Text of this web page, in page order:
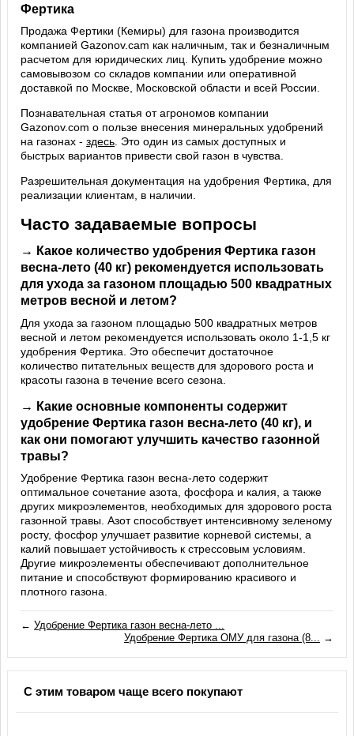
Фертика
Продажа Фертики (Кемиры) для газона производится
компанией Gazonov.cam как наличным, так и безналичным
расчетом для юридических лиц. Купить удобрение можно
самовывозом со складов компании или оперативной
доставкой по Москве, Московской области и всей России.
Познавательная статья от агрономов компании
Gazonov.com о пользе внесения минеральных удобрений
на газонах -здесь . Это один из самых доступных и
быстрых вариантов привести свой газон в чувства.
Разрешительная документация на удобрения Фертика, для
реализации клиентам, в наличии.
Часто задаваемые вопросы
→ Какое количество удобрения Фертика газон
весна-лето (40 кг) рекомендуется использовать
для ухода за газоном площадью 500 квадратных
метров весной и летом?
Для ухода за газоном площадью 500 квадратных метров
весной и летом рекомендуется использовать около 1-1,5 кг
удобрения Фертика. Это обеспечит достаточное
количество питательных веществ для здорового роста и
красоты газона в течение всего сезона.
→ Какие основные компоненты содержит
удобрение Фертика газон весна-лето (40 кг), и
как они помогают улучшить качество газонной
травы?
Удобрение Фертика газон весна-лето содержит
оптимальное сочетание азота, фосфора и калия, а также
других микроэлементов, необходимых для здорового роста
газонной травы. Азот способствует интенсивному зеленому
росту, фосфор улучшает развитие корневой системы, а
калий повышает устойчивость к стрессовым условиям.
Другие микроэлементы обеспечивают дополнительное
питание и способствуют формированию красивого и
плотного газона.
←Удобрение Фертика газон весна-лето ...
Удобрение Фертика ОМУ для газона (8...
→
С этим товаром чаще всего покупают